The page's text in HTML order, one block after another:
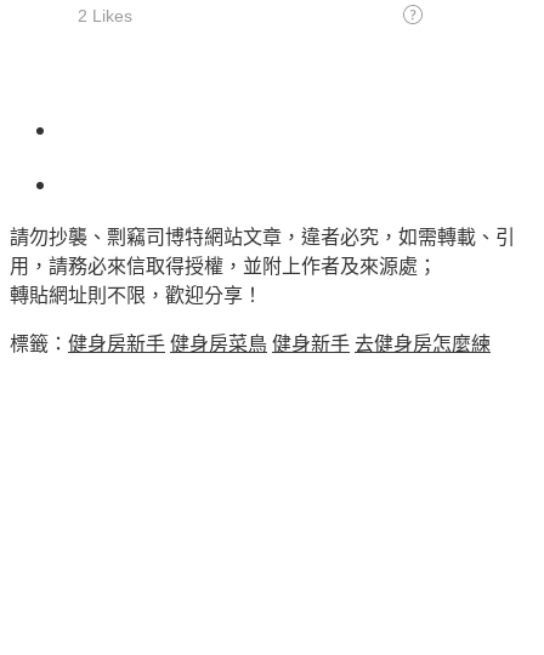
請勿抄襲、剽竊司博特網站文章，違者必究，如需轉載、引
用，請務必來信取得授權，並附上作者及來源處；
轉貼網址則不限，歡迎分享！
標籤： 健身房新手 健身房菜鳥 健身新手 去健身房怎麼練